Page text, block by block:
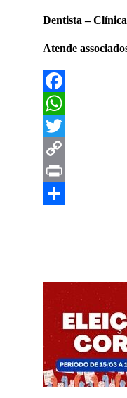
Dentista –
Atende
Facebook
WhatsApp
Twitter
Copy
Link
Print